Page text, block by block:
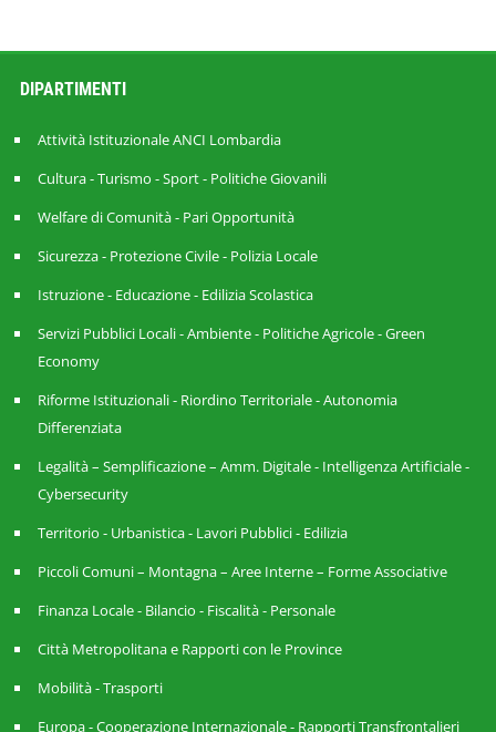
DIPARTIMENTI
Attività Istituzionale ANCI Lombardia
Cultura - Turismo - Sport - Politiche Giovanili
Welfare di Comunità - Pari Opportunità
Sicurezza - Protezione Civile - Polizia Locale
Istruzione - Educazione - Edilizia Scolastica
Servizi Pubblici Locali - Ambiente - Politiche Agricole - Green
Economy
Riforme Istituzionali - Riordino Territoriale - Autonomia
Differenziata
Legalità – Semplificazione – Amm. Digitale - Intelligenza Artificiale -
Cybersecurity
Territorio - Urbanistica - Lavori Pubblici - Edilizia
Piccoli Comuni – Montagna – Aree Interne – Forme Associative
Finanza Locale - Bilancio - Fiscalità - Personale
Città Metropolitana e Rapporti con le Province
Mobilità - Trasporti
Europa - Cooperazione Internazionale - Rapporti Transfrontalieri